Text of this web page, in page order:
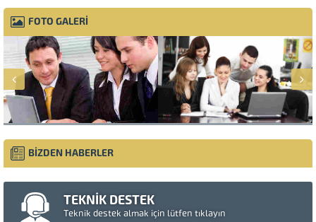
FOTO GALERİ
BİZDEN HABERLER
TEKNİK DESTEK
Teknik destek almak için lütfen tıklayın